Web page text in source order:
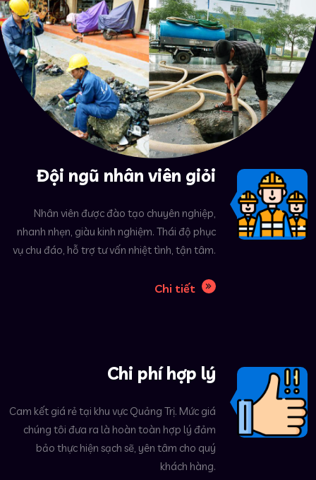
Đội ngũ nhân viên giỏi
Nhân viên được đào tạo chuyên nghiệp,
nhanh nhẹn, giàu kinh nghiệm. Thái độ phục
vụ chu đáo, hỗ trợ tư vấn nhiệt tình, tận tâm.
Chi tiết
Chi phí hợp lý
Cam kết giá rẻ tại khu vực Quảng Trị. Mức giá
chúng tôi đưa ra là hoàn toàn hợp lý đảm
bảo thực hiện sạch sẽ, yên tâm cho quý
khách hàng.